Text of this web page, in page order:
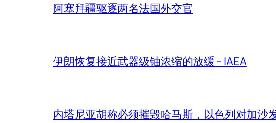
阿塞拜疆驱逐两名法国外交官
伊朗恢复接近武器级铀浓缩的放缓 – IAEA
内塔尼亚胡称必须摧毁哈马斯，以色列对加沙